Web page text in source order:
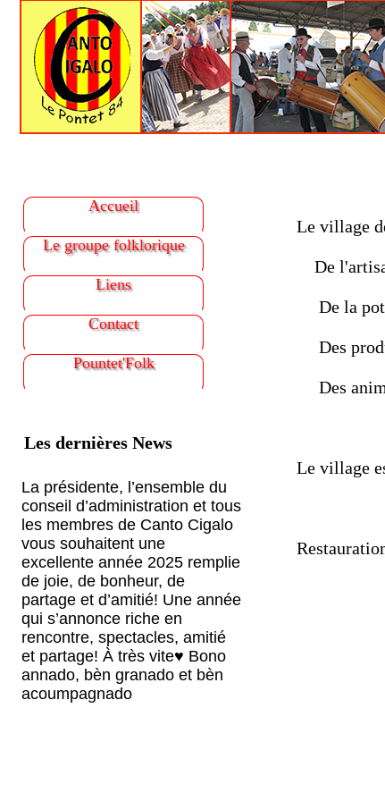
Accueil
Le groupe folklorique
Liens
Contact
Pountet'Folk
Les dernières News
La présidente, l’ensemble du
conseil d’administration et tous
les membres de Canto Cigalo
vous souhaitent une
excellente année 2025 remplie
de joie, de bonheur, de
partage et d’amitié! Une année
qui s’annonce riche en
rencontre, spectacles, amitié
et partage! À très vite♥️ Bono
annado, bèn granado et bèn
acoumpagnado
Le village
De
De la
Des
Des
Le village